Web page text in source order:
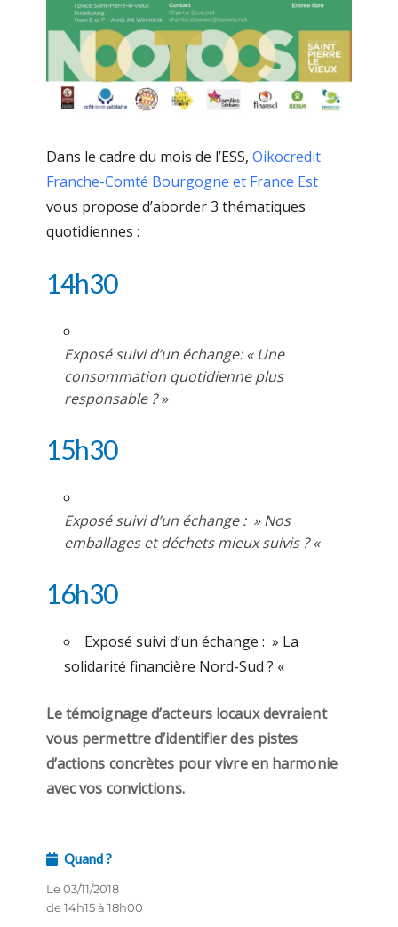
Dans le cadre du mois de l’ESS, Oikocredit
Franche-Comté Bourgogne et France Est
vous propose d’aborder 3 thématiques
quotidiennes :
14h30
Exposé suivi d’un échange: « Une
consommation quotidienne plus
responsable ? »
15h30
Exposé suivi d’un échange : » Nos
emballages et déchets mieux suivis ? «
16h30
Exposé suivi d’un échange : » La
solidarité financière Nord-Sud ? «
Le témoignage d’acteurs locaux devraient
vous permettre d’identifier des pistes
d’actions concrètes pour vivre en harmonie
avec vos convictions.
Quand ?
Le 03/11/2018
de 14h15 à 18h00